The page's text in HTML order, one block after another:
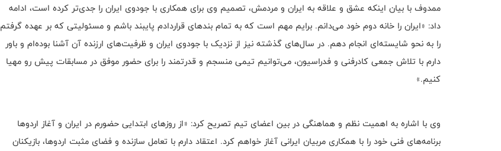
ممدوف با بیان اینکه عشق و علاقه به ایران و مردمش، تصمیم وی برای همکاری با جودوی ایران را جدی‌تر کرده است، ادامه
داد: «ایران را خانه دوم خود می‌دانم. برایم مهم است که به تمام بندهای قراردادم پایبند باشم و مسئولیتی که بر عهده گرفتم
را به نحو شایسته‌ای انجام دهم. در سال‌های گذشته نیز از نزدیک با جودوی ایران و ظرفیت‌های ارزنده آن آشنا بوده‌ام و باور
دارم با تلاش جمعی کادرفنی و فدراسیون، می‌توانیم تیمی منسجم و قدرتمند را برای حضور موفق در مسابقات پیش رو مهیا
کنیم.»
وی با اشاره به اهمیت نظم و هماهنگی در بین اعضای تیم تصریح کرد: «از روزهای ابتدایی حضورم در ایران و آغاز اردوها
برنامه‌های فنی خود را با همکاری مربیان ایرانی آغاز خواهم کرد. اعتقاد دارم با تعامل سازنده و فضای مثبت اردوها، بازیکنان